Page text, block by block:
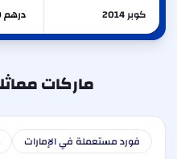
كوبر 2014 درهم 29,000
ماركات
فورد مستعملة في الإمارات